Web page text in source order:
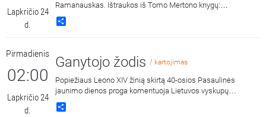
Lapkričio 24
d.
Ramanauskas. Ištraukos iš Tomo Mertono knygų:
„Septynaukštis kalnas“, išleido „Katalikų pasaulio leidiniai“,
2011 m. ir „Jonos ženklas“, išleido „Katalikų pasaulio leidiniai“,
Pirmadienis
02:00
Lapkričio 24
d.
Ganytojo žodis / kartojimas
Popiežiaus Leono XIV žinią skirtą 40-osios Pasaulinės
jaunimo dienos proga komentuoja Lietuvos vyskupų
konferencijos Jaunimo reikalų tarybos pirmininkas vyskupas
Saulius Bužauskas.